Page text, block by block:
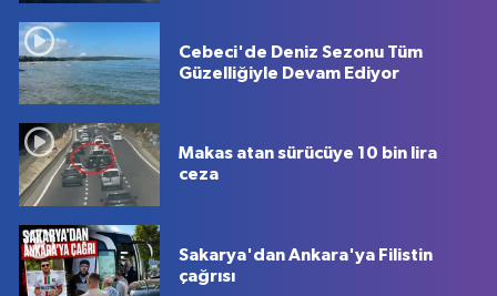
Cebeci'de Deniz Sezonu Tüm
Güzelliğiyle Devam Ediyor
Makas atan sürücüye 10 bin lira
ceza
Sakarya'dan Ankara'ya Filistin
çağrısı